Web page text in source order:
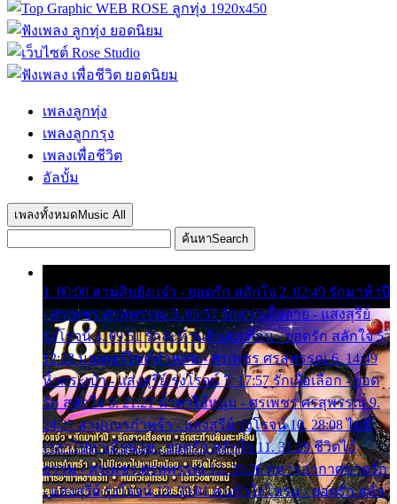
เพลงลูกทุ่ง
เพลงลูกกรุง
เพลงเพื่อชีวิต
อัลบั้ม
เพลงทั้งหมด Music All
ค้นหาSearch
1. 00:00 สามสิบยังแจ๋ว - ยอดรัก สลักใจ 2. 02:49 รักมาห้าปี
- ศรเพชร ศรสุพรรณ 3. 05:57 รักสาวเสื้อลาย - แสงสุรีย์
รุ่งโรจน์ 4. 09:51 รักสะท้านดินสะเทือน - ยอดรัก สลักใจ 5.
12:23 มอเตอร์ไซค์ทำหล่น - ศรเพชร ศรสุพรรณ 6. 14:49
หิ้วกระเป๋า - แสงสุรีย์ รุ่งโรจน์ 7. 17:57 รักเผื่อเลือก - ยอด
รัก สลักใจ 8. 21:21 น้ำตาไอ้หนุ่ม - ศรเพชร ศรสุพรรณ 9.
24:27 สามเณรกำพร้า - แสงสุรีย์ รุ่งโรจน์ 10. 28:08 ไม่มี
เวลาไปหาเมียน้อย - ยอดรัก สลักใจ 11. 31:29 ชีวิตไอ้
ธรรม - ศรเพชร ศรสุพรรณ 12. 35:26 ทหารอากาศขาดรัก
- แสงสุรีย์ รุ่งโรจน์ 13. 39:01 คนหัวใจโทรม - ยอดรัก สลัก